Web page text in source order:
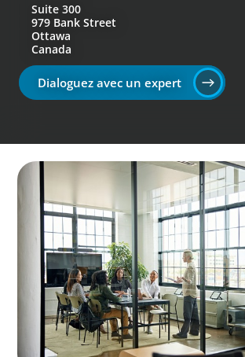
Suite 300
979 Bank Street
Ottawa
Canada
Dialoguez avec un expert